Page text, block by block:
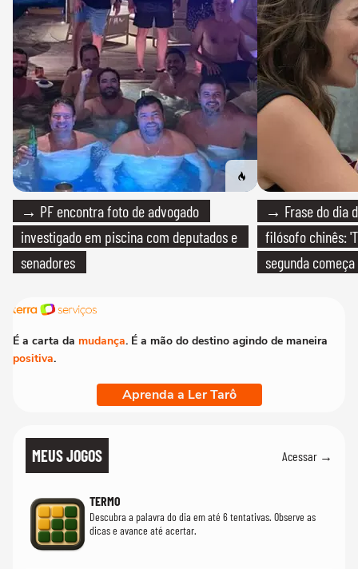
→ PF encontra foto de advogado
investigado em piscina com deputados e
senadores
→ Frase do dia
filósofo chinês:
segunda
É a carta da mudança. É a mão do destino agindo de maneira
positiva.
Aprenda a Ler Tarô
MEUS JOGOS Acessar →
TERMO
Descubra a palavra do dia em até 6 tentativas. Observe as
dicas e avance até acertar.